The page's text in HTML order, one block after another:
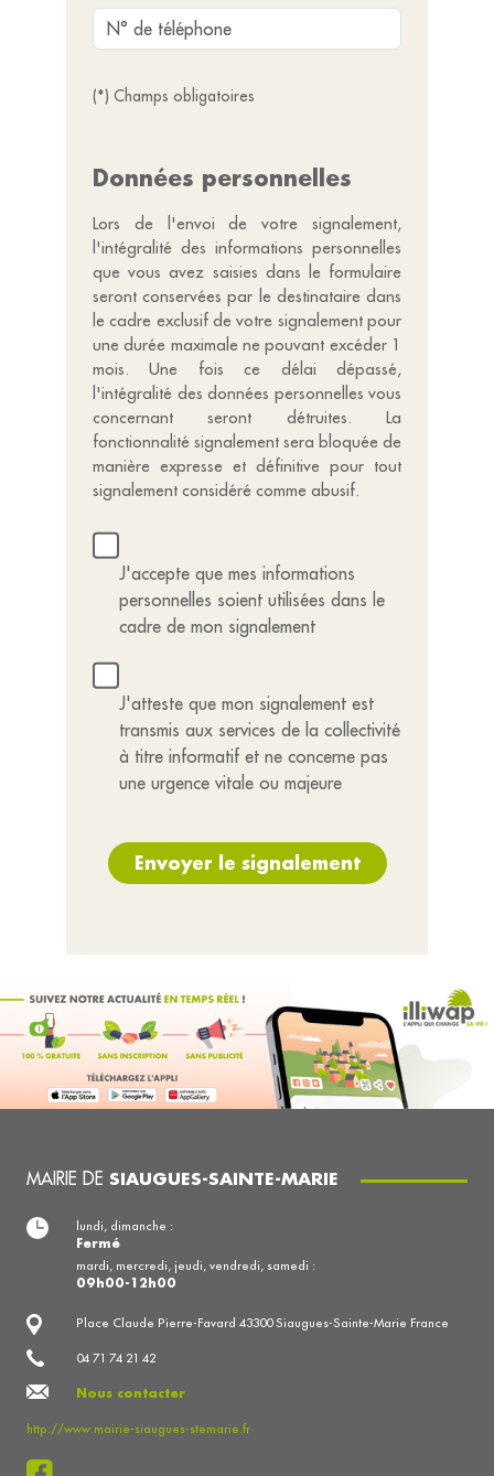
(*) Champs obligatoires
Données personnelles
Lors de l'envoi de votre signalement,
l'intégralité des informations personnelles
que vous avez saisies dans le formulaire
seront conservées par le destinataire dans
le cadre exclusif de votre signalement pour
une durée maximale ne pouvant excéder 1
mois. Une fois ce délai dépassé,
l'intégralité des données personnelles vous
concernant seront détruites. La
fonctionnalité signalement sera bloquée de
manière expresse et définitive pour tout
signalement considéré comme abusif.
J'accepte que mes informations
personnelles soient utilisées dans le
cadre de mon signalement
J'atteste que mon signalement est
transmis aux services de la collectivité
à titre informatif et ne concerne pas
une urgence vitale ou majeure
Envoyer le signalement
MAIRIE DE SIAUGUES-SAINTE-MARIE
Place Claude Pierre-Favard 43300 Siaugues-Sainte-Marie France
04 71 74 21 42
Nous contacter
http://www.mairie-siaugues-stemarie.fr
lundi, dimanche :
Fermé
mardi, mercredi, jeudi, vendredi, samedi :
09h00-12h00